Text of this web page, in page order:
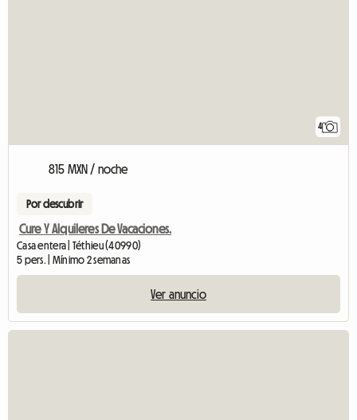
4
815 MXN / noche
Por descubrir
Cure Y Alquileres De Vacaciones.
Casa entera | Téthieu (40990)
5 pers. | Mínimo 2 semanas
Ver anuncio